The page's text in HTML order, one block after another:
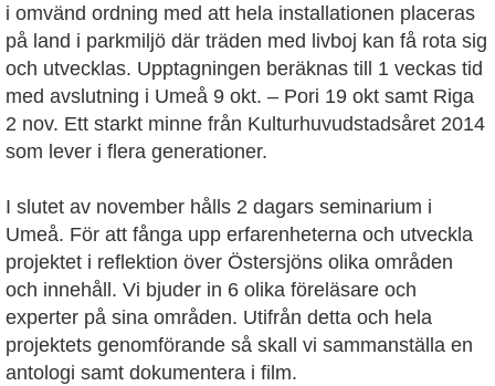
i omvänd ordning med att hela installationen placeras
på land i parkmiljö där träden med livboj kan få rota sig
och utvecklas. Upptagningen beräknas till 1 veckas tid
med avslutning i Umeå 9 okt. – Pori 19 okt samt Riga
2 nov. Ett starkt minne från Kulturhuvudstadsåret 2014
som lever i flera generationer.
I slutet av november hålls 2 dagars seminarium i
Umeå. För att fånga upp erfarenheterna och utveckla
projektet i reflektion över Östersjöns olika områden
och innehåll. Vi bjuder in 6 olika föreläsare och
experter på sina områden. Utifrån detta och hela
projektets genomförande så skall vi sammanställa en
antologi samt dokumentera i film.